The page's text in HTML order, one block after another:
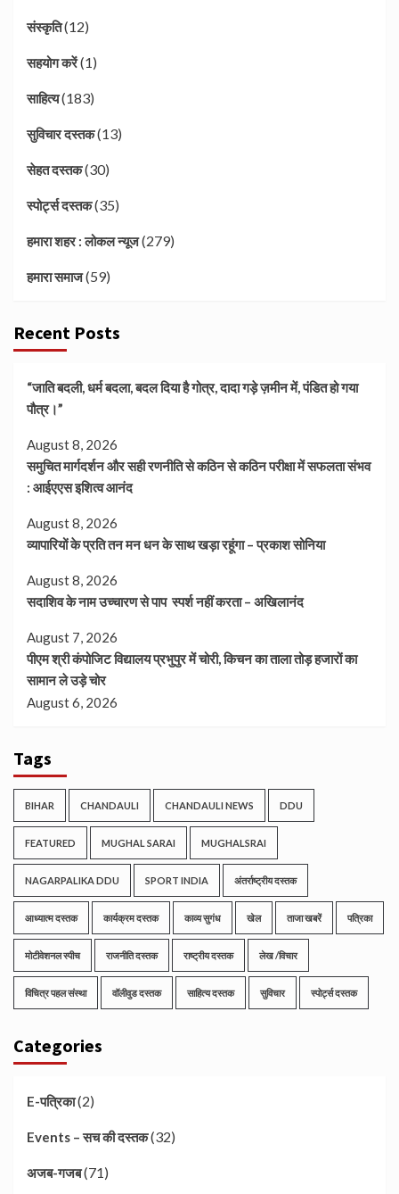
संस्कृति(12)
सहयोग करें(1)
साहित्य(183)
सुविचार दस्तक(13)
सेहत दस्तक(30)
स्पोर्ट्स दस्तक(35)
हमारा शहर : लोकल न्यूज(279)
हमारा समाज(59)
Recent Posts
“जाति बदली, धर्म बदला, बदल दिया है गोत्र, दादा गड़े ज़मीन में, पंडित हो गया
पौत्र।”
August 8, 2026
समुचित मार्गदर्शन और सही रणनीति से कठिन से कठिन परीक्षा में सफलता संभव
: आईएएस इशित्व आनंद
August 8, 2026
व्यापारियों के प्रति तन मन धन के साथ खड़ा रहूंगा – प्रकाश सोनिया
August 8, 2026
सदाशिव के नाम उच्चारण से पाप स्पर्श नहीं करता – अखिलानंद
August 7, 2026
पीएम श्री कंपोजिट विद्यालय प्रभुपुर में चोरी, किचन का ताला तोड़ हजारों का
सामान ले उड़े चोर
August 6, 2026
Tags
BIHAR CHANDAULI CHANDAULI NEWS DDU
FEATURED MUGHAL SARAI MUGHALSRAI
NAGARPALIKA DDU SPORT INDIA अंतर्राष्ट्रीय दस्तक
आध्यात्म दस्तक कार्यक्रम दस्तक काव्य सुगंध खेल ताजा खबरें पत्रिका
मोटीवेशनल स्पीच राजनीति दस्तक राष्ट्रीय दस्तक लेख /विचार
विचित्र पहल संस्था वॉलीवुड दस्तक साहित्य दस्तक सुविचार स्पोर्ट्स दस्तक
Categories
E-पत्रिका(2)
Events – सच की दस्तक(32)
अजब-गजब(71)